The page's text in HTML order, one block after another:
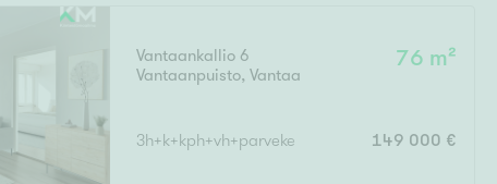
Vantaankallio 6
Vantaanpuisto,Vantaa
76 m²
3h+k+kph+vh+parveke 149 000 €